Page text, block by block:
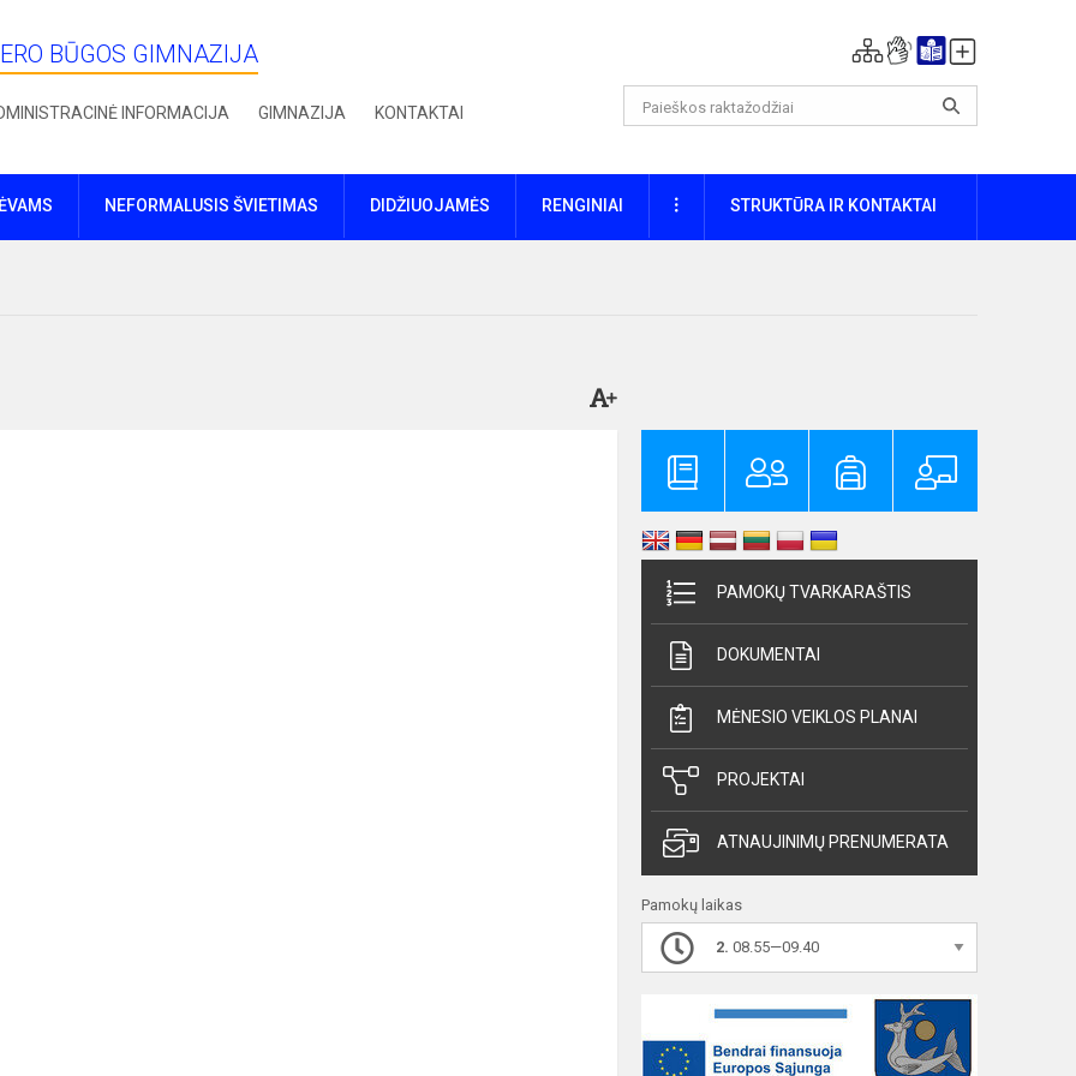
BŪGOS GIMNAZIJA
INFORMACIJA GIMNAZIJA KONTAKTAI
NEFORMALUSIS ŠVIETIMAS DIDŽIUOJAMĖS RENGINIAI DAUGIAUSTRUKTŪRA IR KONTAKTAI
PAMOKŲ TVARKARAŠTIS
DOKUMENTAI
MĖNESIO VEIKLOS PLANAI
PROJEKTAI
ATNAUJINIMŲ PRENUMERATA
Pamokų laikas
2. 08.55—09.40